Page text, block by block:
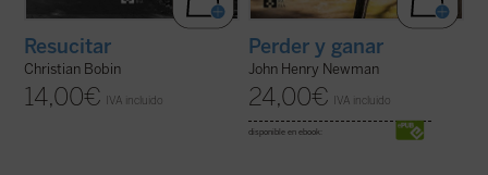
Resucitar
Christian Bobin
14,00€ IVA incluido
Perder y ganar
John Henry Newman
24,00€ IVA incluido
disponible en ebook: